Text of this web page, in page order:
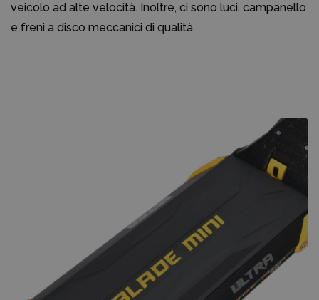
veicolo ad alte velocità. Inoltre, ci sono luci, campanello
e freni a disco meccanici di qualità.